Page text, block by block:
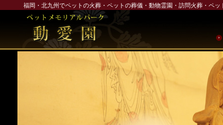
福岡・北九州でペットの火葬・ペットの葬儀・動物霊園・訪問火葬・ペ